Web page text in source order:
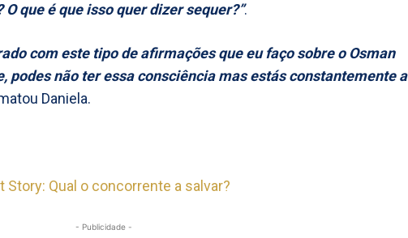
que é que isso quer dizer sequer?”.
com este tipo de afirmações que eu faço sobre o Osman
podes não ter essa consciência mas estás constantemente a
Daniela.
Story: Qual o concorrente a salvar?
- Publicidade -